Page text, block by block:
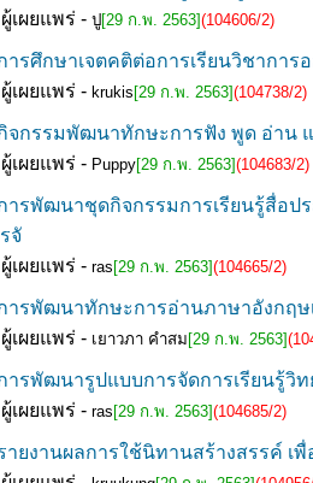
ผยแพร่ - ปู [29 ก.พ. 2563](104606/2)
ารศึกษาเจตคติต่อการเรียนวิชากา
ผยแพร่ - krukis [29 ก.พ. 2563](104738/2)
จกรรมพัฒนาทักษะการฟัง พูด อ่าน
ผยแพร่ - Puppy[29 ก.พ. 2563](104683/2)
ารพัฒนาชุดกิจกรรมการเรียนรู้สื่อป
จั
ผยแพร่ - ras [29 ก.พ. 2563](104665/2)
ารพัฒนาทักษะการอ่านภาษาอังกฤษ
ผยแพร่ - เยาวภา คำสม [29 ก.พ. 2563]
ารพัฒนารูปแบบการจัดการเรียนรู้วิ
ผยแพร่ - ras [29 ก.พ. 2563](104685/2)
ายงานผลการใช้นิทานสร้างสรรค์ เ